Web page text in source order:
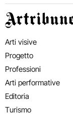
Artribune
Arti visive
Progetto
Professioni
Arti performative
Editoria
Turismo